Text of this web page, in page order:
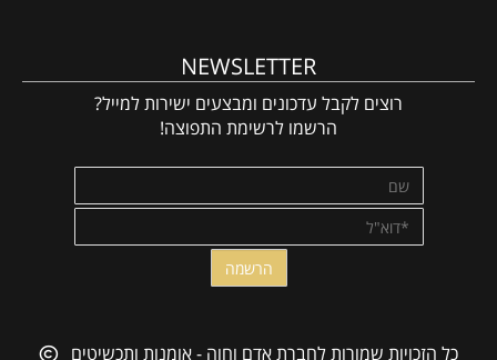
NEWSLETTER
רוצים לקבל עדכונים ומבצעים ישירות למייל?
הרשמו לרשימת התפוצה!
כל הזכויות שמורות לחברת אדם וחוה - אומנות ותכשיטים